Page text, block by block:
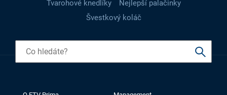
Tvarohové knedlíky
Nejlepší palačinky
Švestkový koláč